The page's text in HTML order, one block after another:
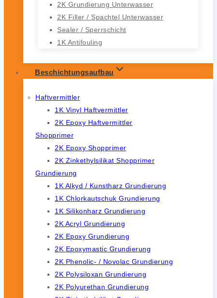
2K Grundierung Unterwasser
2K Filler / Spachtel Unterwasser
Sealer / Sperrschicht
1K Antifouling
Beschichtungsaufbau
Haftvermittler
1K Vinyl Haftvermittler
2K Epoxy Haftvermittler
Shopprimer
2K Epoxy Shopprimer
2K Zinkethylsilikat Shopprimer
Grundierung
1K Alkyd / Kunstharz Grundierung
1K Chlorkautschuk Grundierung
1K Silikonharz Grundierung
2K Acryl Grundierung
2K Epoxy Grundierung
2K Epoxymastic Grundierung
2K Phenolic- / Novolac Grundierung
2K Polysiloxan Grundierung
2K Polyurethan Grundierung